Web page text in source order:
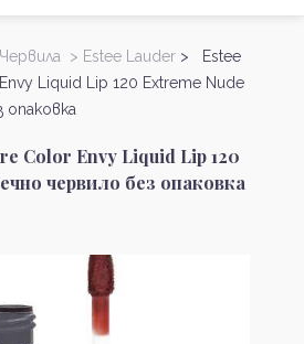
Червила > Estee Lauder > Estee
Liquid Lip 120 Extreme Nude
опаковка
Color Envy Liquid Lip 120
червило без опаковка